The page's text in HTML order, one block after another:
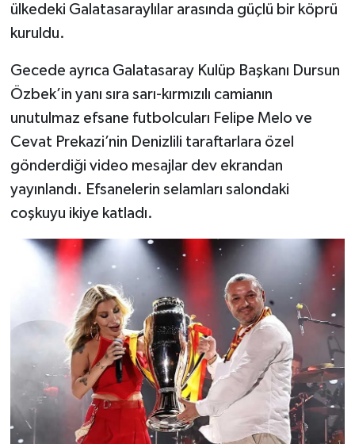
ülkedeki Galatasaraylılar arasında güçlü bir köprü
kuruldu.
Gecede ayrıca Galatasaray Kulüp Başkanı Dursun
Özbek’in yanı sıra sarı-kırmızılı camianın
unutulmaz efsane futbolcuları Felipe Melo ve
Cevat Prekazi’nin Denizlili taraftarlara özel
gönderdiği video mesajlar dev ekrandan
yayınlandı. Efsanelerin selamları salondaki
coşkuyu ikiye katladı.